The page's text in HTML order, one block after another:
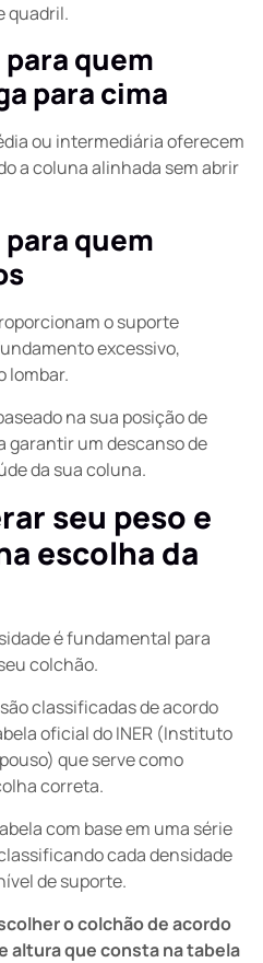
quadril.
quem
para cima
ou intermediária oferecem
a coluna alinhada sem abrir
quem
o suporte
excessivo,
lombar.
na sua posição de
garantir um descanso de
da sua coluna.
seu peso e
escolha da
é fundamental para
colchão.
são classificadas de acordo
oficial do INER (Instituto
que serve como
correta.
com base em uma série
cada densidade
de suporte.
o colchão de acordo
altura que consta na tabela